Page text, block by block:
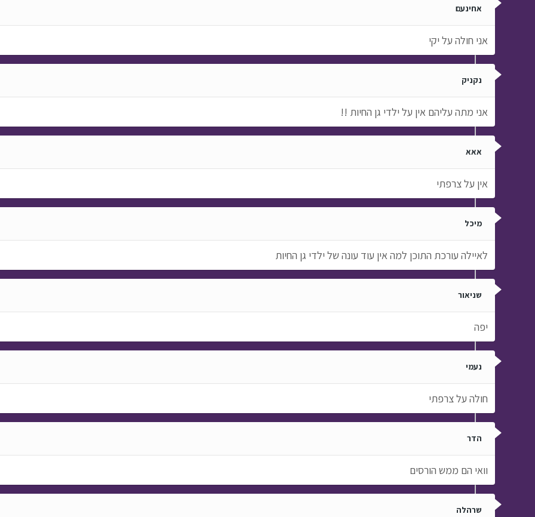
אחינעם
אני חולה על יקי
נקניק
אני מתה עליהם אין על ילדי גן החיות !!
אאא
אין על צרפתי
מיכל
לאיילה עורכת התוכן למה אין עוד עונה של ילדי גן החיות
שניאור
יפה
נעמי
חולה על צרפתי
הדר
וואי הם ממש הורסים
שרהלה